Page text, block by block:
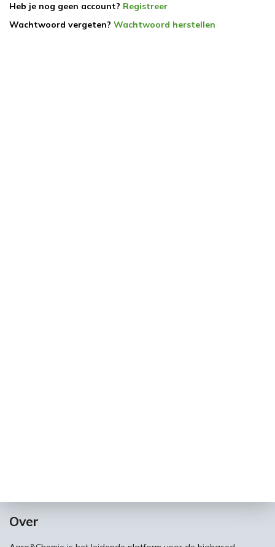
Heb je nog geen account? Registreer
Wachtwoord vergeten? Wachtwoord herstellen
Over